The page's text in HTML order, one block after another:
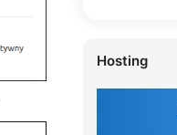
Hosting